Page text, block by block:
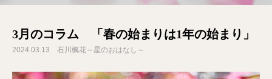
3月のコラム 「春の始まりは1年の始まり」
2024.03.13 石川楓花～星のおはなし～